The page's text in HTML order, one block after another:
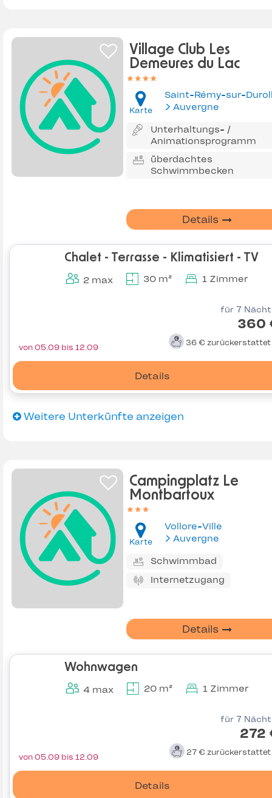
Village Club Les
Demeures du Lac
Karte
Saint-Rémy-sur-
Auvergne
Unterhaltungs- /
Animationsprogramm
überdachtes
Schwimmbecken
Details
Chalet - Terrasse - Klimatisiert - TV
2 max 30 m² 1 Zimmer
für 7
360
36 € zurückerstattet
Details
von 05.09 bis 12.09
Weitere Unterkünfte anzeigen
Campingplatz Le
Montbartoux
Karte
Vollore-Ville
Auvergne
Schwimmbad
Internetzugang
Details
Wohnwagen
4 max 20 m² 1 Zimmer
für 7
272
27 € zurückerstattet
Details
von 05.09 bis 12.09